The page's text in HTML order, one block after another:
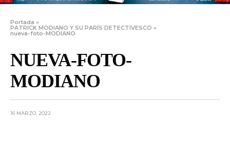
Portada »
PATRICK MODIANO Y SU PARÍS DETECTIVESCO »
nueva-foto-MODIANO
NUEVA-FOTO-
MODIANO
16 MARZO, 2022